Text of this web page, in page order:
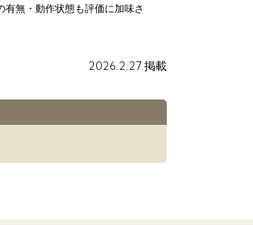
有無・動作状態も評価に加味さ
2026.2.27.掲載